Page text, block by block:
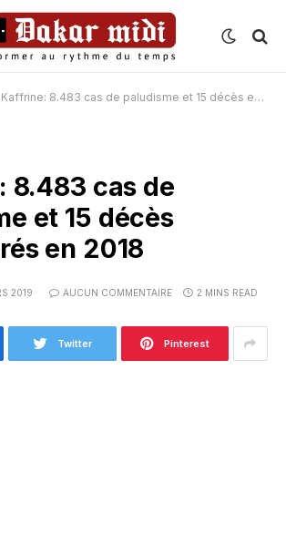
Kaffrine: 8.483 cas de paludisme et 15 décès enregistrés en 2018
8.483 cas de
et 15 décès
en 2018
2019 AUCUN COMMENTAIRE 2 MINS READ
Twitter Pinterest